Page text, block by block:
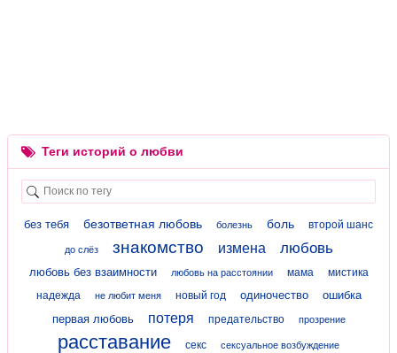
Теги историй о любви
без тебя безответная любовь болезнь боль второй шанс
до слёз знакомство измена любовь
любовь без взаимности любовь на расстоянии мама
мистика
надежда
не любит меня новый год одиночество
ошибка
первая любовь
потеря предательство прозрение
расставание секс сексуальное возбуждение